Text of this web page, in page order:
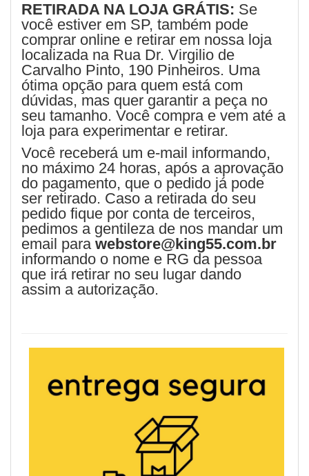
RETIRADA NA LOJA GRÁTIS: Se
você estiver em SP, também pode
comprar online e retirar em nossa loja
localizada na Rua Dr. Virgilio de
Carvalho Pinto, 190 Pinheiros. Uma
ótima opção para quem está com
dúvidas, mas quer garantir a peça no
seu tamanho. Você compra e vem até a
loja para experimentar e retirar.
Você receberá um e-mail informando,
no máximo 24 horas, após a aprovação
do pagamento, que o pedido já pode
ser retirado. Caso a retirada do seu
pedido fique por conta de terceiros,
pedimos a gentileza de nos mandar um
email para webstore@king55.com.br
informando o nome e RG da pessoa
que irá retirar no seu lugar dando
assim a autorização.